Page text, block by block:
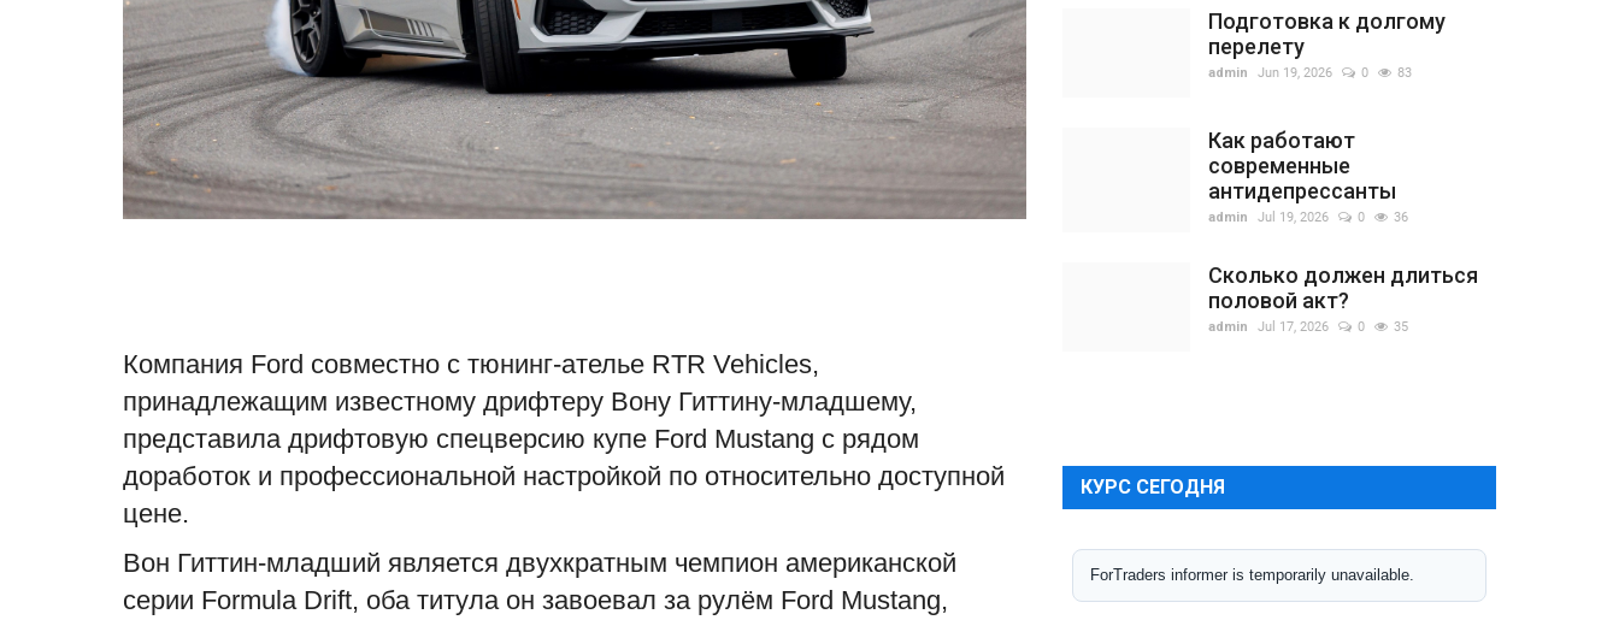
Компания Ford совместно с тюнинг-ателье RTR Vehicles,
принадлежащим известному дрифтеру Вону Гиттину-младшему,
представила дрифтовую спецверсию купе Ford Mustang с рядом
доработок и профессиональной настройкой по относительно доступной
цене.
Вон Гиттин-младший является двухкратным чемпион американской
серии Formula Drift, оба титула он завоевал за рулём Ford Mustang,
Подготовка к долгому
перелету
admin Jun 19, 2026 0 83
Как работают
современные
антидепрессанты
admin Jul 19, 2026 0 36
Сколько должен длиться
половой акт?
admin Jul 17, 2026 0 35
КУРС СЕГОДНЯ